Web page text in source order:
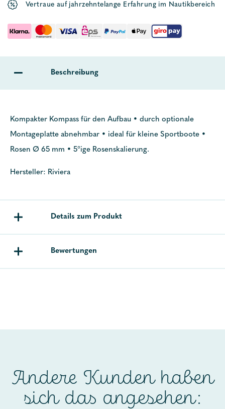
Vertraue auf jahrzehntelange Erfahrung im Nautikbereich
Beschreibung
Kompakter Kompass für den Aufbau • durch optionale
Montageplatte abnehmbar • ideal für kleine Sportboote •
Rosen Ø 65 mm • 5°ige Rosenskalierung.
Hersteller: Riviera
Details zum Produkt
Bewertungen
Andere Kunden haben
sich das angesehen: